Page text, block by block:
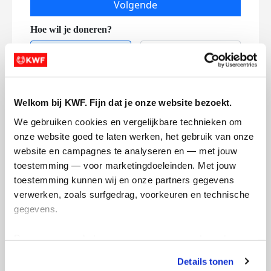
Welkom bij KWF. Fijn dat je onze website bezoekt.
We gebruiken cookies en vergelijkbare technieken om
onze website goed te laten werken, het gebruik van onze
website en campagnes te analyseren en — met jouw
toestemming — voor marketingdoeleinden. Met jouw
toestemming kunnen wij en onze partners gegevens
verwerken, zoals surfgedrag, voorkeuren en technische
gegevens.
tonen. Je kunt je toestemming op elk moment wijzigen of
Details tonen
Volgende
Creditcard
Referentie
Ik wil bijdragen aan de transactiekosten